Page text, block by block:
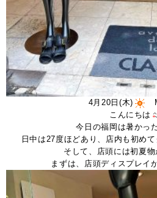
4月20日(木)
こんにちは
今日の福岡は暑かっ
日中は27度ほどあり、店内も初め
そして、店頭には初夏
まずは、店頭ディスプレイ